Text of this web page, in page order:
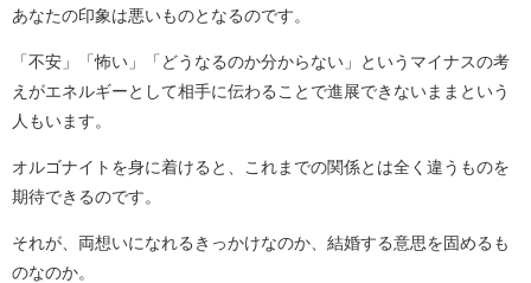
あなたの印象は悪いものとなるのです。
「不安」「怖い」「どうなるのか分からない」というマイナスの考
えがエネルギーとして相手に伝わることで進展できないままという
人もいます。
オルゴナイトを身に着けると、これまでの関係とは全く違うものを
期待できるのです。
それが、両想いになれるきっかけなのか、結婚する意思を固めるも
のなのか。